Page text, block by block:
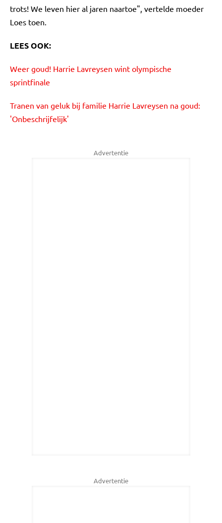
trots! We leven hier al jaren naartoe", vertelde moeder
Loes toen.
LEES OOK:
Weer goud! Harrie Lavreysen wint olympische
sprintfinale
Tranen van geluk bij familie Harrie Lavreysen na goud:
'Onbeschrijfelijk'
Advertentie
Advertentie